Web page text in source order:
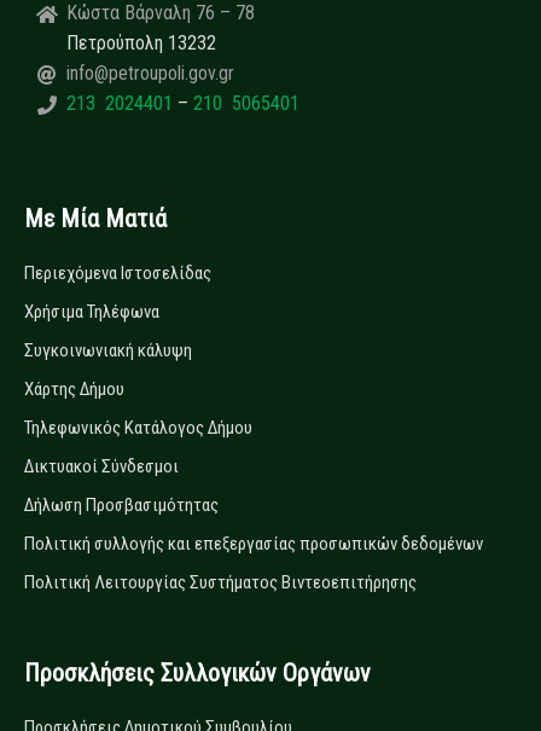
Κώστα Βάρναλη 76 – 78
Πετρούπολη 13232
info@petroupoli.gov.gr
213 2024401 – 210 5065401
Με Μία Ματιά
Περιεχόμενα Ιστοσελίδας
Χρήσιμα Τηλέφωνα
Συγκοινωνιακή κάλυψη
Χάρτης Δήμου
Τηλεφωνικός Κατάλογος Δήμου
Δικτυακοί Σύνδεσμοι
Δήλωση Προσβασιμότητας
Πολιτική συλλογής και επεξεργασίας προσωπικών δεδομένων
Πολιτική Λειτουργίας Συστήματος Βιντεοεπιτήρησης
Προσκλήσεις Συλλογικών Οργάνων